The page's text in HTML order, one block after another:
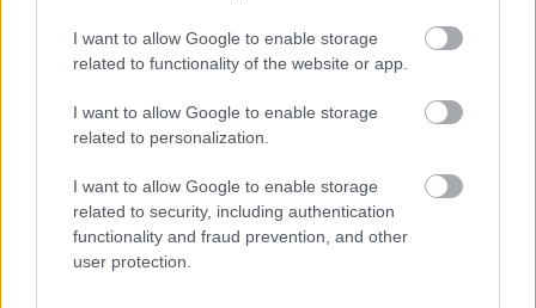
I want to allow Google to enable storage
related to functionality of the website or app.
I want to allow Google to enable storage
related to personalization.
I want to allow Google to enable storage
related to security, including authentication
functionality and fraud prevention, and other
user protection.
STT–TUOMAS ARKIMIES